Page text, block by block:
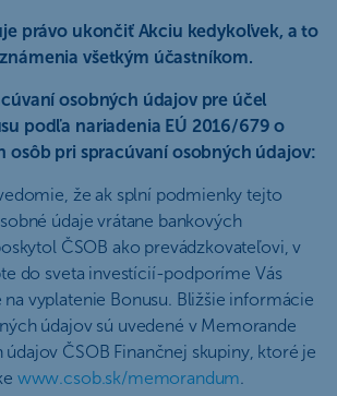
právo ukončiť Akciu kedykoľvek, a to
všetkým účastníkom.
osobných údajov pre účel
podľa nariadenia EÚ 2016/679 o
osôb pri spracúvaní osobných údajov:
že ak splní podmienky tejto
údaje vrátane bankových
ČSOB ako prevádzkovateľovi, v
do sveta investícií-podporíme Vás
vyplatenie Bonusu. Bližšie informácie
údajov sú uvedené v Memorande
ČSOB Finančnej skupiny, ktoré je
www.csob.sk/memorandum.